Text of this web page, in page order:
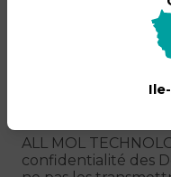
protection des
consultations
ALL MOL
confidentialité des